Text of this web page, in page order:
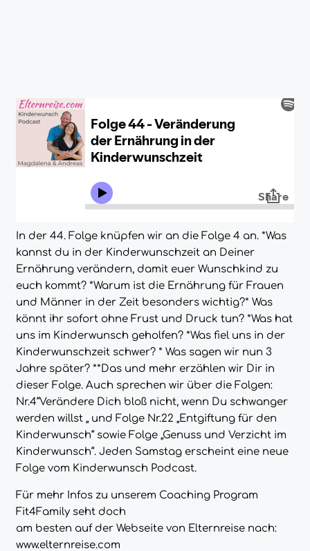
In der 44. Folge knüpfen wir an die Folge 4 an. *Was
kannst du in der Kinderwunschzeit an Deiner
Ernährung verändern, damit euer Wunschkind zu
euch kommt? *Warum ist die Ernährung für Frauen
und Männer in der Zeit besonders wichtig?* Was
könnt ihr sofort ohne Frust und Druck tun? *Was hat
uns im Kinderwunsch geholfen? *Was fiel uns in der
Kinderwunschzeit schwer? * Was sagen wir nun 3
Jahre später? **Das und mehr erzählen wir Dir in
dieser Folge. Auch sprechen wir über die Folgen:
Nr.4“Verändere Dich bloß nicht, wenn Du schwanger
werden willst „ und Folge Nr.22 „Entgiftung für den
Kinderwunsch“ sowie Folge „Genuss und Verzicht im
Kinderwunsch“. Jeden Samstag erscheint eine neue
Folge vom Kinderwunsch Podcast.
Für mehr Infos zu unserem Coaching Program
Fit4Family seht doch
am besten auf der Webseite von Elternreise nach:
www.elternreise.com